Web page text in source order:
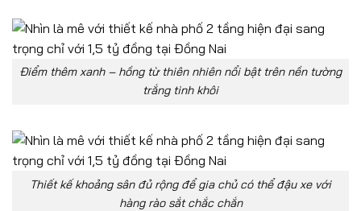
Điểm thêm xanh – hồng từ thiên nhiên nổi bật trên nền tường
trắng tinh khôi
Thiết kế khoảng sân đủ rộng để gia chủ có thể đậu xe với
hàng rào sắt chắc chắn